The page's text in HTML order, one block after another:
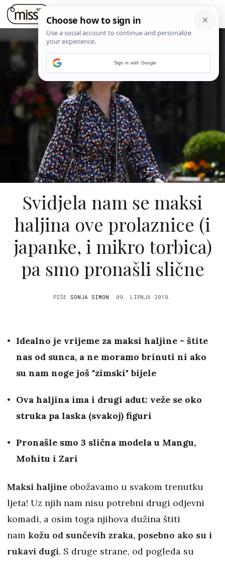
Svidjela nam se maksi
haljina ove prolaznice (i
japanke, i mikro torbica)
pa smo pronašli slične
PIŠE SONJA SIMON 09. LIPNJA 2019.
Idealno je vrijeme za maksi haljine - štite
nas od sunca, a ne moramo brinuti ni ako
su nam noge još "zimski" bijele
Ova haljina ima i drugi adut: veže se oko
struka pa laska (svakoj) figuri
Pronašle smo 3 slična modela u Mangu,
Mohitu i Zari
Maksi haljine obožavamo u svakom trenutku
ljeta! Uz njih nam nisu potrebni drugi odjevni
komadi, a osim toga njihova dužina štiti
nam kožu od sunčevih zraka, posebno ako su i
rukavi dugi. S druge strane, od pogleda su
Sign in with Google